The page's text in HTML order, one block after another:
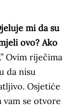
mi da su
ovo? Ako
.” Ovim riječima
da nisu
Osjetiće
vam se otvore